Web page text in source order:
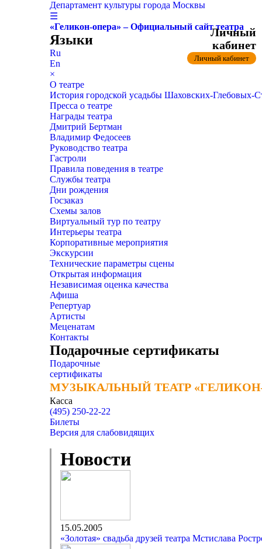
Департамент культуры города Москвы
☰
«Геликон-опера» – Официальный сайт театра
Языки
Ru
En
×
О театре
История городской усадьбы Шаховских-
Пресса о театре
Награды театра
Дмитрий Бертман
Владимир Федосеев
Руководство театра
Гастроли
Правила поведения в театре
Службы театра
Дни рождения
Госзаказ
Схемы залов
Виртуальный тур по театру
Интерьеры театра
Корпоративные мероприятия
Экскурсии
Технические параметры сцены
Открытая информация
Независимая оценка качества
Афиша
Репертуар
Артисты
Меценатам
Контакты
Подарочные сертификаты
Подарочные
сертификаты
МУЗЫКАЛЬНЫЙ ТЕАТР
МУЗЫКАЛЬНЫЙ ТЕАТР
Касса
(495) 250-22-22
Личный
кабинет
Личный кабинет
Билеты
Версия для слабовидящих
Новости
15.05.2005
«Золотая» свадьба друзей театра Мстислава